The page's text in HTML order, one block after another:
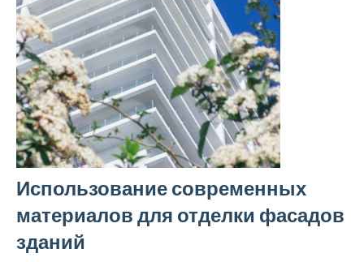
Использование современных
материалов для отделки фасадов
зданий